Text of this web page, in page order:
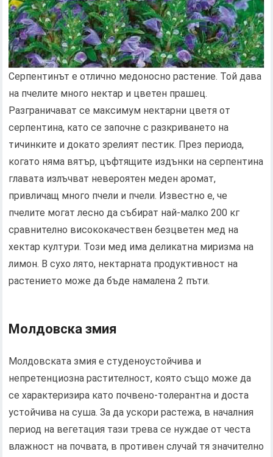
Серпентинът е отлично медоносно растение. Той дава
на пчелите много нектар и цветен прашец.
Разграничават се максимум нектарни цветя от
серпентина, като се започне с разкриването на
тичинките и докато зрелият пестик. През периода,
когато няма вятър, цъфтящите издънки на серпентина
главата излъчват невероятен меден аромат,
привличащ много пчели и пчели. Известно е, че
пчелите могат лесно да събират най-малко 200 кг
сравнително висококачествен безцветен мед на
хектар култури. Този мед има деликатна миризма на
лимон. В сухо лято, нектарната продуктивност на
растението може да бъде намалена 2 пъти.
Молдовска змия
Молдовската змия е студеноустойчива и
непретенциозна растителност, която също може да
се характеризира като почвено-толерантна и доста
устойчива на суша. За да ускори растежа, в началния
период на вегетация тази трева се нуждае от честа
влажност на почвата, в противен случай тя значително